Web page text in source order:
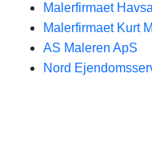
Malerfirmaet
Malerfirmaet Kurt
AS Maleren ApS
Nord